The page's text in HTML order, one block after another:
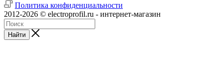
Политика конфиденциальности
2012-2026 © electroprofil.ru - интернет-магазин
Найти